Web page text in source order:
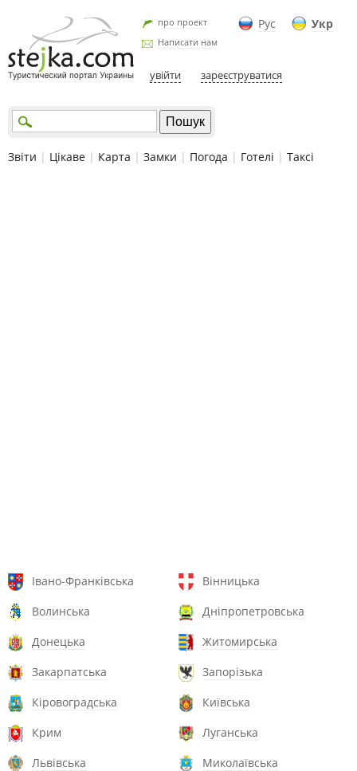
Рус Укр
про проект
Написати нам
увійти зареєструватися
Звіти | Цікаве | Карта | Замки | Погода | Готелі | Таксі
Івано-Франківська
Вінницька
Волинська
Дніпропетровська
Донецька
Житомирська
Закарпатська
Запорізька
Кіровоградська
Київська
Крим
Луганська
Львівська
Миколаївська